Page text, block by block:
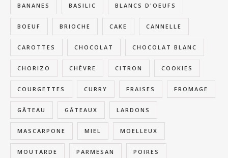
BANANES BASILIC BLANCS D'OEUFS
BOEUF BRIOCHE CAKE CANNELLE
CAROTTES CHOCOLAT CHOCOLAT BLANC
CHORIZO CHÈVRE CITRON COOKIES
COURGETTES CURRY FRAISES FROMAGE
GÂTEAU GÂTEAUX LARDONS
MASCARPONE MIEL MOELLEUX
MOUTARDE PARMESAN POIRES